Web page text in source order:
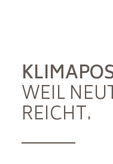
WEIL
REICHT.